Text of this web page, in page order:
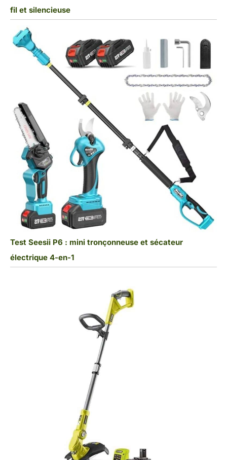
fil et silencieuse
Test Seesii P6 : mini tronçonneuse et sécateur
électrique 4-en-1